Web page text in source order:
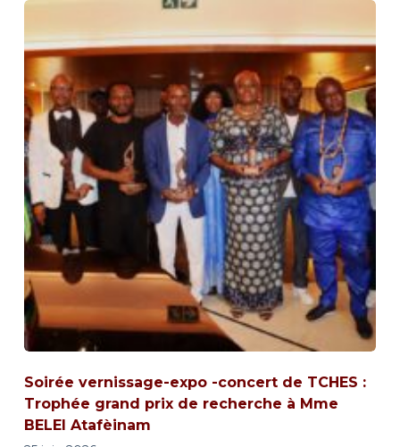
Soirée vernissage-expo -concert de TCHES :
Trophée grand prix de recherche à Mme
BELEI Atafèinam